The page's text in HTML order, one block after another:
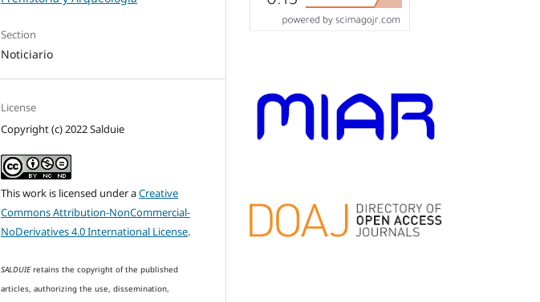
Section
Noticiario
License
Copyright (c) 2022 Salduie
This work is licensed under aCreative
Commons Attribution-NonCommercial-
NoDerivatives 4.0 International License.
SALDUIEretains the copyright of the published
articles, authorizing the use, dissemination,